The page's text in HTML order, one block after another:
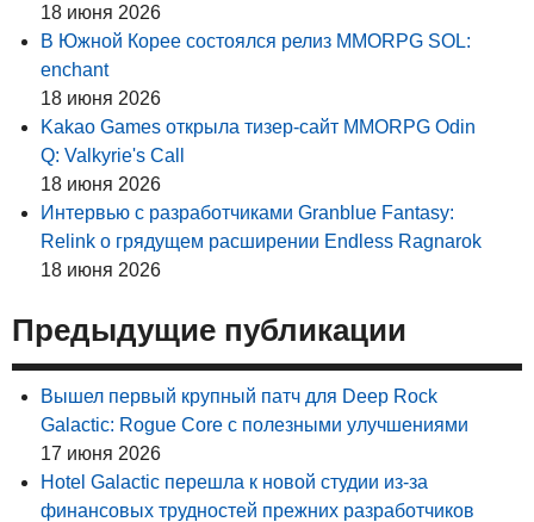
18 июня 2026
В Южной Корее состоялся релиз MMORPG SOL:
enchant
18 июня 2026
Kakao Games открыла тизер-сайт MMORPG Odin
Q: Valkyrie's Call
18 июня 2026
Интервью с разработчиками Granblue Fantasy:
Relink о грядущем расширении Endless Ragnarok
18 июня 2026
Предыдущие публикации
Вышел первый крупный патч для Deep Rock
Galactic: Rogue Core с полезными улучшениями
17 июня 2026
Hotel Galactic перешла к новой студии из-за
финансовых трудностей прежних разработчиков